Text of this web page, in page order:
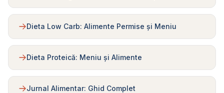
Dieta Low Carb: Alimente Permise și Meniu
Dieta Proteică: Meniu și Alimente
Jurnal Alimentar: Ghid Complet